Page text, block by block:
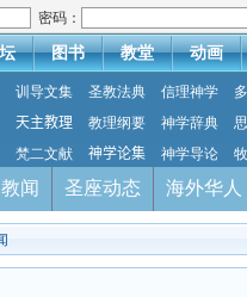
密码：
图书 教堂 动画
训导文集 圣教法典 信理神学
天主教理
教理纲要 神学辞典
梵二文献
神学论集 神学导论
闻 圣座动态 海外华人